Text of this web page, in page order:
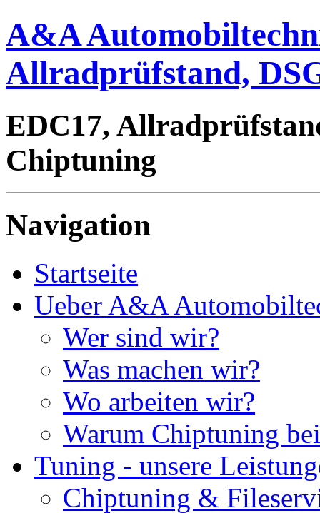
A&A
Allradprüfstand,
EDC17,
Chiptuning
Navigation
Startseite
Ueber A&A
Wer sind wir?
Was machen wir?
Wo arbeiten wir?
Warum Chiptuning
Tuning - unsere
Chiptuning &